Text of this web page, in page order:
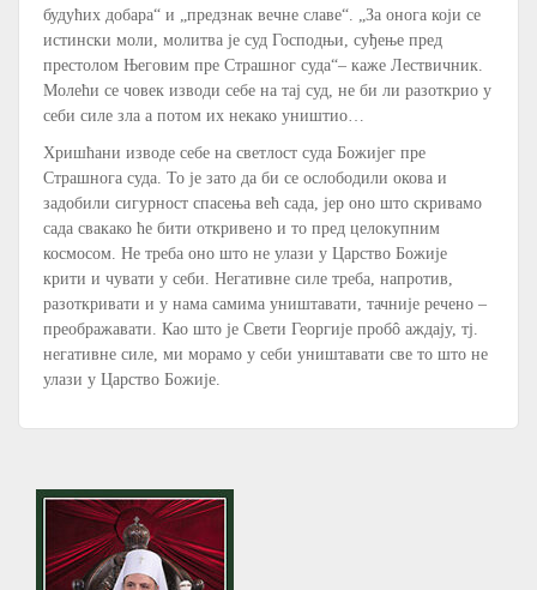
будућих добара“ и „предзнак вечне славе“. „За онога који се
истински моли, молитва је суд Господњи, суђење пред
престолом Његовим пре Страшног суда“– каже Лествичник.
Молећи се човек изводи себе на тај суд, не би ли разоткрио у
себи силе зла а потом их некако уништио…
Хришћани изводе себе на светлост суда Божијег пре
Страшнога суда. То је зато да би се ослободили окова и
задобили сигурност спасења већ сада, јер оно што скривамо
сада свакако ће бити откривено и то пред целокупним
космосом. Не треба оно што не улази у Царство Божије
крити и чувати у себи. Негативне силе треба, напротив,
разоткривати и у нама самима уништавати, тачније речено –
преображавати. Као што је Свети Георгије пробô аждају, тј.
негативне силе, ми морамо у себи уништавати све то што не
улази у Царство Божије.